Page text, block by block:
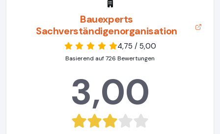
Bauexperts
Sachverständigenorganisation
4,75 / 5,00
Basierend auf 726 Bewertungen
3,00